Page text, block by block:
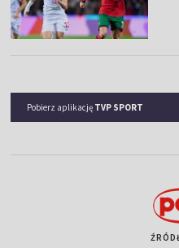
Pobierz aplikację TVP SPORT